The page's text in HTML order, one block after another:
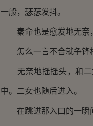
一般，瑟瑟发抖。
秦命也是愈发地无奈，
怎么一言不合就争
无奈地摇摇头，和二
中。二女也随后进入。
在跳进那入口的一瞬间